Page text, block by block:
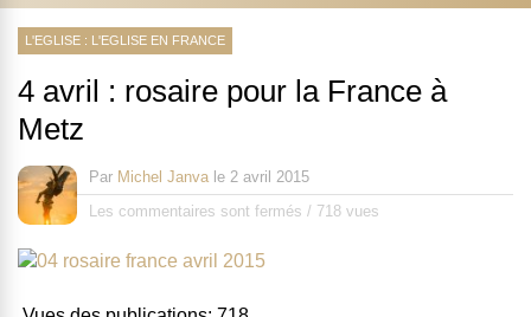
L'EGLISE : L'EGLISE EN FRANCE
4 avril : rosaire pour la France à
Metz
Par Michel Janva le 2 avril 2015
Les commentaires sont fermés / 718 vues